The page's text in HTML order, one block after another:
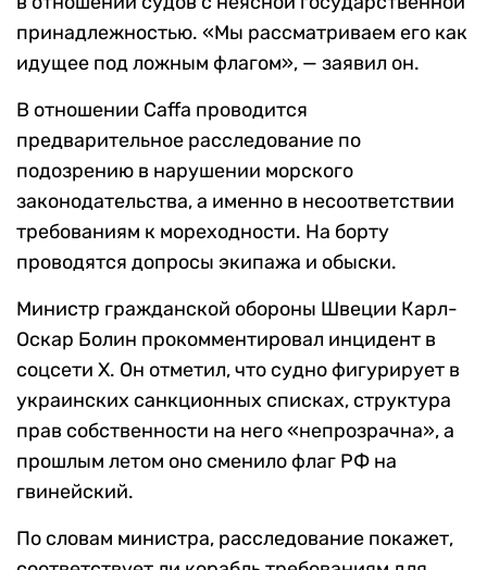
принадлежностью. «Мы рассматриваем его как
идущее под ложным флагом», — заявил он.
В отношении Caffa проводится
предварительное расследование по
подозрению в нарушении морского
законодательства, а именно в несоответствии
требованиям к мореходности. На борту
проводятся допросы экипажа и обыски.
Министр гражданской обороны Швеции Карл-
Оскар Болин прокомментировал инцидент в
соцсети X. Он отметил, что судно фигурирует в
украинских санкционных списках, структура
прав собственности на него «непрозрачна», а
прошлым летом оно сменило флаг РФ на
гвинейский.
По словам министра, расследование покажет,